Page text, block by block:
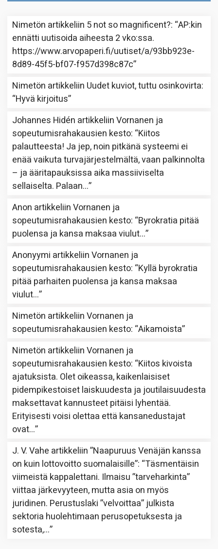
Nimetön artikkeliin 5 not so magnificent?: “AP:kin
ennätti uutisoida aiheesta 2 vko:ssa.
https://www.arvopaperi.fi/uutiset/a/93bb923e-
8d89-45f5-bf07-f957d398c87c”
Nimetön artikkeliin Uudet kuviot, tuttu osinkovirta:
“Hyvä kirjoitus”
Johannes Hidén artikkeliinVornanen ja
sopeutumisrahakausien kesto: “Kiitos
palautteesta! Ja jep, noin pitkänä systeemi ei
enää vaikuta turvajärjestelmältä, vaan palkinnolta
– ja ääritapauksissa aika massiiviselta
sellaiselta. Palaan…”
Anon artikkeliinVornanen ja
sopeutumisrahakausien kesto: “Byrokratia pitää
puolensa ja kansa maksaa viulut…”
Anonyymi artikkeliinVornanen ja
sopeutumisrahakausien kesto: “Kyllä byrokratia
pitää parhaiten puolensa ja kansa maksaa
viulut…”
Nimetön artikkeliinVornanen ja
sopeutumisrahakausien kesto: “Aikamoista”
Nimetön artikkeliinVornanen ja
sopeutumisrahakausien kesto: “Kiitos kivoista
ajatuksista. Olet oikeassa, kaikenlaisiset
pidempikestoiset laiskuudesta ja joutilaisuudesta
maksettavat kannusteet pitäisi lyhentää.
Erityisesti voisi olettaa että kansanedustajat
ovat…”
J. V. Vahe artikkeliin”Naapuruus Venäjän kanssa
on kuin lottovoitto suomalaisille”: “Täsmentäisin
viimeistä kappalettani. Ilmaisu ”tarveharkinta”
viittaa järkevyyteen, mutta asia on myös
juridinen. Perustuslaki ”velvoittaa” julkista
sektoria huolehtimaan perusopetuksesta ja
sotesta,…”